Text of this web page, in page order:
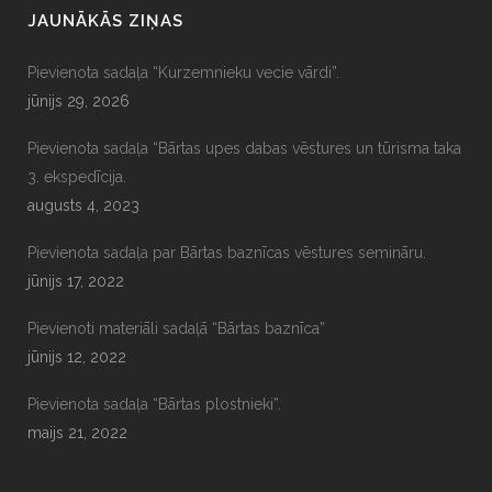
JAUNĀKĀS ZIŅAS
Pievienota sadaļa “Kurzemnieku vecie vārdi”.
jūnijs 29, 2026
Pievienota sadaļa “Bārtas upes dabas vēstures un tūrisma taka
3. ekspedīcija.
augusts 4, 2023
Pievienota sadaļa par Bārtas baznīcas vēstures semināru.
jūnijs 17, 2022
Pievienoti materiāli sadaļā “Bārtas baznīca”
jūnijs 12, 2022
Pievienota sadaļa “Bārtas plostnieki”.
maijs 21, 2022